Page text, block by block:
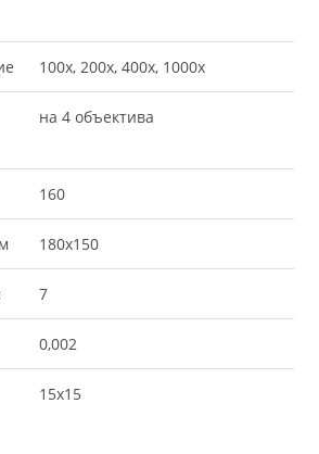
100х, 200х, 400х, 1000х
на 4 объектива
160
180х150
7
0,002
15х15